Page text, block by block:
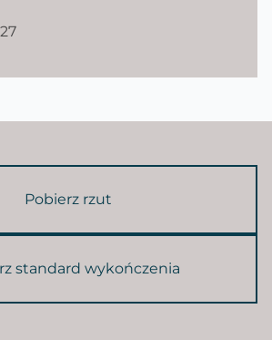
Pobierz rzut
standard wykończenia